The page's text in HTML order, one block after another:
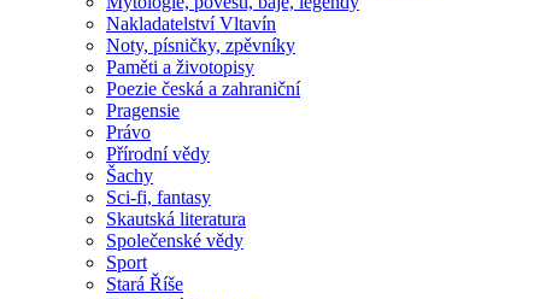
Nakladatelství Vltavín
Noty, písničky, zpěvníky
Paměti a životopisy
Poezie česká a zahraniční
Pragensie
Právo
Přírodní vědy
Šachy
Sci-fi, fantasy
Skautská literatura
Společenské vědy
Sport
Stará Říše